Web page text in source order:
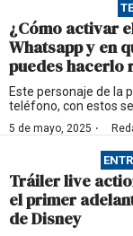
¿Cómo activar
Whatsapp y en
puedes hacerlo
Este personaje de la
teléfono, con estos
5 de mayo, 2025 ·
Tráiler live
el primer
de Disney